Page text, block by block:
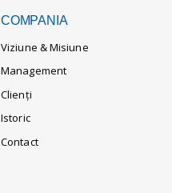
COMPANIA
Viziune & Misiune
Management
Clienți
Istoric
Contact